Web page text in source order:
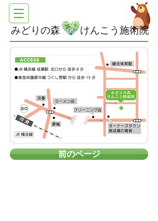
みどりの森 けんこう施術院
前のページ